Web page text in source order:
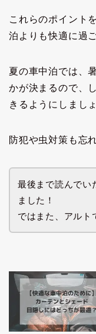
これらのポイント
泊よりも快適に過
夏の車中泊では、
かが決まるので、
きるようにしまし
防犯や虫対策も忘
最後まで読んでい
ました！
ではまた、アルト